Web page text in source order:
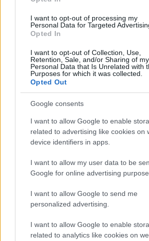
I want to opt-out of processing my
Personal Data for Targeted
Opted In
I want to opt-out of Collection, Use,
Retention, Sale, and/or Sharing of my
Personal Data that Is Unrelated with
Purposes for which it was collected.
Opted Out
Google consents
I want to allow Google to enable
related to advertising like cookies on
device identifiers in apps.
I want to allow my user data to be
Google for online advertising
I want to allow Google to send me
personalized advertising.
I want to allow Google to enable
related to analytics like cookies on
hódíthatod meg a
Chavalier|2025 július 11. 19:14
A soron következő ajándékát
címeket gyűjtő kosárból szedte
hanem a legmagasabb polcra
Unmute Loaded:
21.02%
Kétségkívül rengeteg kreativitás
szívvel-lélekkel készült alkotásaiban,
érdekelnek a kisebb független, nem
kedvez az Epic Games áruháza,
mást választott ajándékként, mint
megjelent 4X-es stratégiai játékát, a
fémjelzettCivilization VI-ot,